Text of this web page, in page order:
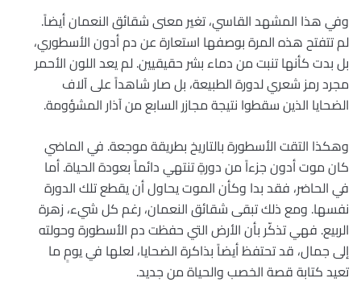
وفي هذا المشهد القاسي، تغير معنى شقائق النعمان أيضاً.
لم تتفتح هذه المرة بوصفها استعارة عن دم أدون الأسطوري،
بل بدت كأنها تنبت من دماء بشر حقيقيين. لم يعد اللون الأحمر
مجرد رمز شعري لدورة الطبيعة، بل صار شاهداً على آلاف
الضحايا الذين سقطوا نتيجة مجازر السابع من آذار المشؤومة.
وهكذا التقت الأسطورة بالتاريخ بطريقة موجعة. في الماضي
كان موت أدون جزءاً من دورةٍ تنتهي دائماً بعودة الحياة. أما
في الحاضر، فقد بدا وكأن الموت يحاول أن يقطع تلك الدورة
نفسها. ومع ذلك تبقى شقائق النعمان، رغم كل شيء، زهرة
الربيع. فهي تذكّر بأن الأرض التي حفظت دم الأسطورة وحولته
إلى جمال، قد تحتفظ أيضاً بذاكرة الضحايا، لعلها في يومٍ ما
تعيد كتابة قصة الخصب والحياة من جديد.